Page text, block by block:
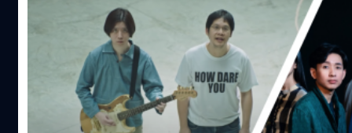
Violette Wautier ตั้งแต่มีเธอฉันมีความสุข
9 ซิงเกิลใหม่โดนใจประจำเดือนพฤษภาคม
พอมองความเคลื่อนไหวของวงการดนตรีในช่วงเดือน
พฤษภาคมนี้ ก็รู้สึกว่าน่าตื่นเต้นพอสมควร มีความ
เปลี่ยนแปลง ความแปลกใหม่ และการรอคอยที่สมหวังเสียที
เป็นเดือนที่งานเพลงที่น่าประทับใจออกมามากมาย ซึ่งเราก็ขอ